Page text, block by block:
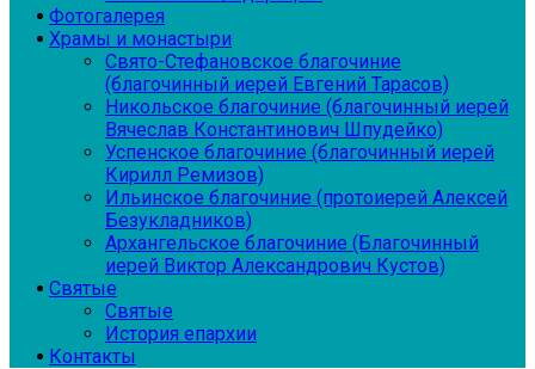
Фотогалерея
Храмы и монастыри
Свято-Стефановское благочиние
(благочинный иерей Евгений Тарасов)
Никольское благочиние (благочинный иерей
Вячеслав Константинович Шпудейко)
Успенское благочиние (благочинный иерей
Кирилл Ремизов)
Ильинское благочиние (протоиерей Алексей
Безукладников)
Архангельское благочиние (Благочинный
иерей Виктор Александрович Кустов)
Святые
Святые
История епархии
Контакты